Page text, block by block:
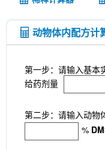
动物体内配方计
第一步：请输入基本
给药剂量
第二步：请输入动物
%